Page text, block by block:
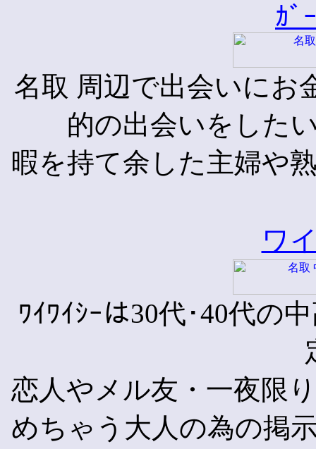
ｶﾞ
名取 周辺で出会いにお
的の出会いをした
暇を持て余した主婦や
ワ
ﾜｲﾜｲｼｰは30代･40代の
恋人やメル友・一夜限
めちゃう大人の為の掲